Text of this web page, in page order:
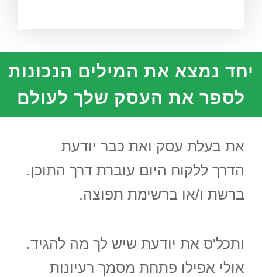
יחד נמצא את המילים הנכונות
לספר את העסק שלך לעולם
את בעלת עסק ואת כבר יודעת
הדרך ללקוח היום עוברת דרך התוכן.
ברשת ו/או ברשימת תפוצה.
ותכל'ס את יודעת שיש לך מה להגיד.
אולי אפילו פתחת מסמך רעיונות